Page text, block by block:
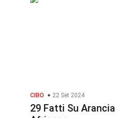
CIBO 22 Set 2024
29 Fatti Su Arancia